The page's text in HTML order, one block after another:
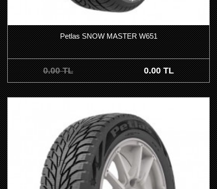
Petlas SNOW MASTER W651
0.00 TL 0.00 TL